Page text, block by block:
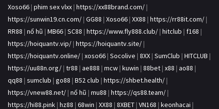
Xoso66 | phim sex vlxx | https://xx88brand.com/ |
https://sunwin19.cn.com/ | GG88 | Xoso66 | XX88 | https://rr88it.com/ |
RR88 | nổ hũ | MB66 | SC88 | https://www.fly888.club/ | hitclub | f168 |
https://hoiquantv.vip/ | https://hoiquantv.site/ |
https://hoiquantv.online/ | xoso66 | Socolive | 8XX | SumClub | HITCLUB |
https://uu88n.org/ | tr88 | ae888 | mcw | kuwin | 88bet | x88 | ao88 |
qq88 | sumclub | go88 | B52 club | https://shbet.health/ |
https://vnew88.net/ | nổ hũ | mu88 | https://qs88.team/ |
https://hi88.pink | hz88 | 68win | XX88 | 8XBET | VN168 | keonhacai |